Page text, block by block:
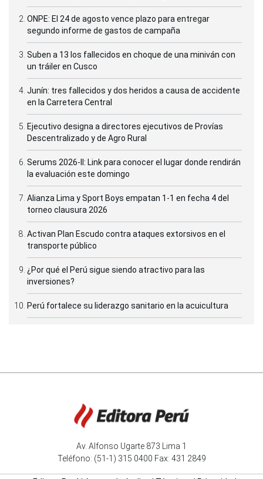
ONPE: El 24 de agosto vence plazo para entregar
segundo informe de gastos de campaña
Suben a 13 los fallecidos en choque de una miniván con
un tráiler en Cusco
Junín: tres fallecidos y dos heridos a causa de accidente
en la Carretera Central
Ejecutivo designa a directores ejecutivos de Provías
Descentralizado y de Agro Rural
Serums 2026-II: Link para conocer el lugar donde rendirán
la evaluación este domingo
Alianza Lima y Sport Boys empatan 1-1 en fecha 4 del
torneo clausura 2026
Activan Plan Escudo contra ataques extorsivos en el
transporte público
¿Por qué el Perú sigue siendo atractivo para las
inversiones?
Perú fortalece su liderazgo sanitario en la acuicultura
Av. Alfonso Ugarte 873 Lima 1
Teléfono: (51-1) 315 0400 Fax: 431 2849